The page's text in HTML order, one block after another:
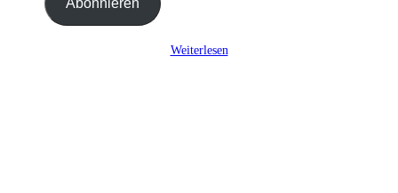
ein ... Abonnieren
Weiterlesen